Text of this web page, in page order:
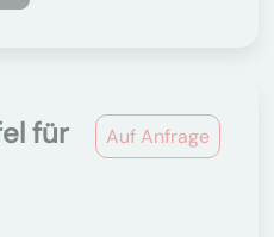
Auf Anfrage
für